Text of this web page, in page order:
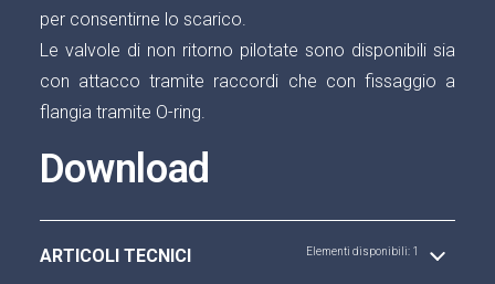
per consentirne lo scarico.
Le valvole di non ritorno pilotate sono disponibili sia
con attacco tramite raccordi che con fissaggio a
flangia tramite O-ring.
Download
ARTICOLI TECNICI Elementi disponibili: 1